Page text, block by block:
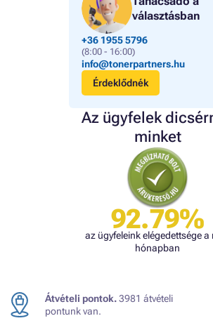
választásban
+36 1955 5796
(8:00 - 16:00)
info@tonerpartners.hu
Érdeklődnék
Az ügyfelek
minket
92.79%
az ügyfeleink elégedettsége a
hónapban
Átvételi pontok.3981 átvételi
pontunk van.